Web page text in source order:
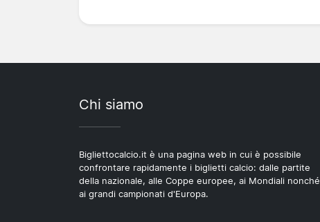
Chi siamo
Bigliettocalcio.it è una pagina web in cui è possibile
confrontare rapidamente i biglietti calcio: dalle partite
della nazionale, alle Coppe europee, ai Mondiali nonché
ai grandi campionati d'Europa.